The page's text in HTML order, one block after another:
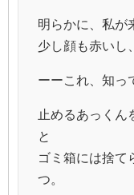
明らかに、私が
少し顔も赤いし
ーーこれ、知っ
止めるあっくん
と
ゴミ箱には捨て
つ。